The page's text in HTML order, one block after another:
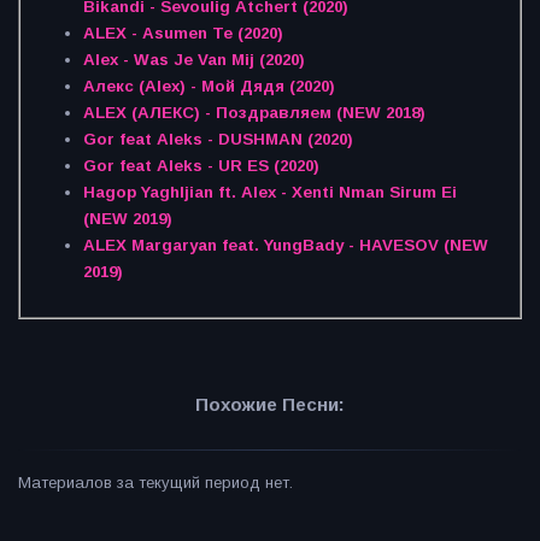
Bikandi - Sevoulig Atchert (2020)
ALEX - Asumen Te (2020)
Alex - Was Je Van Mij (2020)
Алекс (Alex) - Мой Дядя (2020)
ALEX (АЛЕКС) - Поздравляем (NEW 2018)
Gor feat Aleks - DUSHMAN (2020)
Gor feat Aleks - UR ES (2020)
Hagop Yaghljian ft. Alex - Xenti Nman Sirum Ei
(NEW 2019)
ALEX Margaryan feat. YungBady - HAVESOV (NEW
2019)
Похожие Песни:
Материалов за текущий период нет.